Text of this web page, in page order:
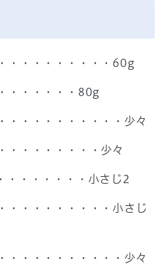
・・・・・・・・・60g
・・・・・・80g
・・・・・・・・・・少々
・・・・・・・・少々
・・・・・・・小さじ2
・・・・・・・・・小さじ
・・・・・・・・・・少々